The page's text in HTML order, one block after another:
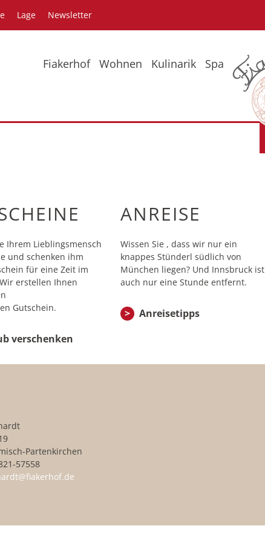
Lage Newsletter
Fiakerhof
Wohnen
Kulinarik Spa
Ihrem Lieblingsmensch
und schenken ihm
für eine Zeit im
erstellen Ihnen
Gutschein.
verschenken
ANREISE
Wissen Sie , dass wir nur ein
knappes Stünderl südlich von
München liegen? Und Innsbruck ist
auch nur eine Stunde entfernt.
Anreisetipps
Partenkirchen
57558